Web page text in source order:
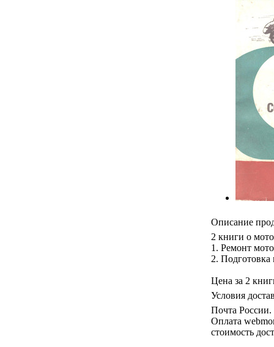
Описание
2 книги о
1. Ремонт
2. Подготовка
Цена за 2
Условия
Почта России.
Оплата
стоимость